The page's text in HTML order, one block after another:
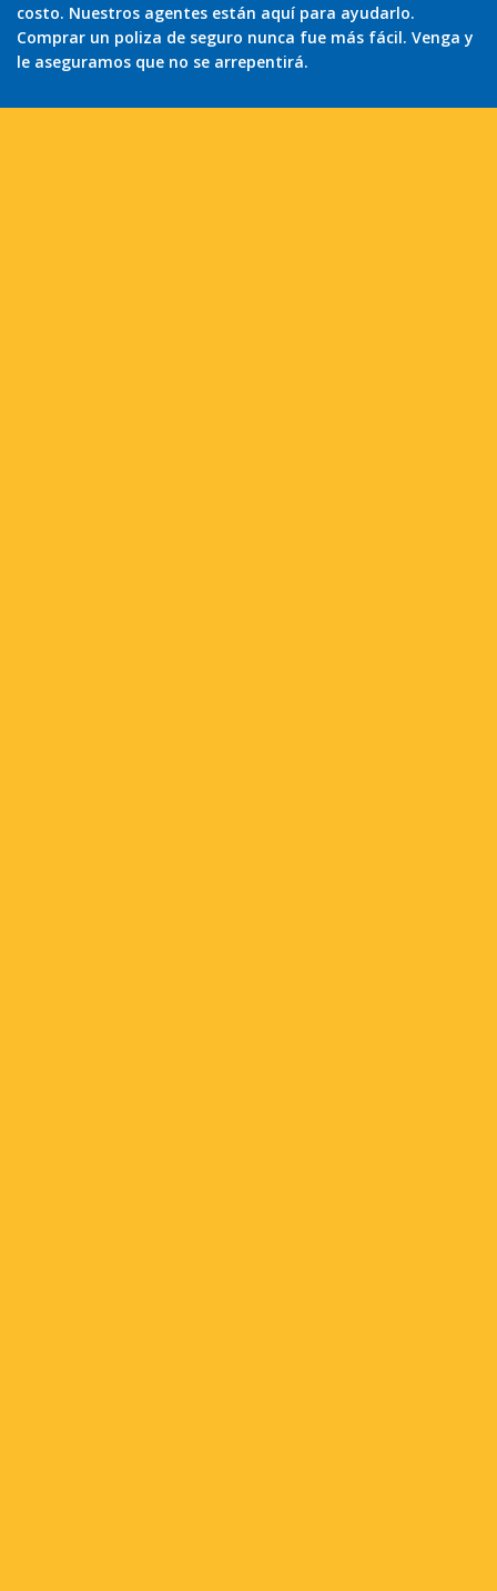
costo. Nuestros agentes están aquí para ayudarlo.
Comprar un poliza de seguro nunca fue más fácil. Venga y
le aseguramos que no se arrepentirá.